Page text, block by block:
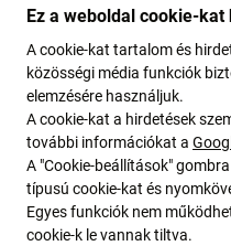
PanzerGlass
PanzerGlass - Edzett
Üveg Case Friendly AB -
Samsung Galaxy S22
Ultra, Fingerprint komp.,
fekete
Ez a weboldal cookie-kat
A cookie-kat tartalom és
közösségi média funkciók
elemzésére használjuk.
A cookie-kat a hirdetések
további információkat a
A "Cookie-beállítások"
típusú cookie-kat és
Egyes funkciók nem
cookie-k le vannak tiltva.